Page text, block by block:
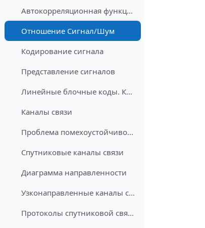
Автокорреляционная функция. Спектральный подход
Отношение Сигнал/Шум
Кодирование сигнала
Представление сигналов
Линейные блочные коды. Кодирование
Каналы связи
Проблема помехоустойчивого кодирования
Спутниковые каналы связи
Диаграмма направленности
Узконаправленные каналы связи
Протоколы спутниковой связи